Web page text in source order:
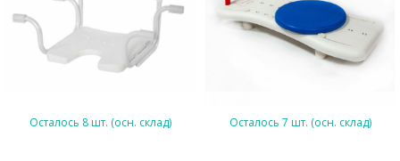
Осталось 8 шт. (осн. склад) Осталось 7 шт. (осн. склад)